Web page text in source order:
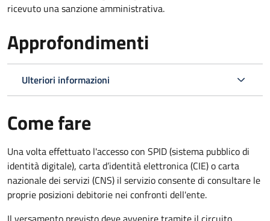
ricevuto una sanzione amministrativa.
Approfondimenti
Ulteriori informazioni
Come fare
Una volta effettuato l'accesso con SPID (sistema pubblico di
identità digitale), carta d’identità elettronica (CIE) o carta
nazionale dei servizi (CNS) il servizio consente di consultare le
proprie posizioni debitorie nei confronti dell'ente.